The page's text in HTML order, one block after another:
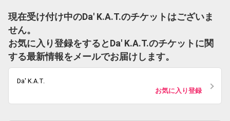
現在受け付け中のDa' K.A.T.のチケットはございま
せん。
お気に入り登録をするとDa' K.A.T.のチケットに関
する最新情報をメールでお届けします。
Da' K.A.T.
お気に入り登録